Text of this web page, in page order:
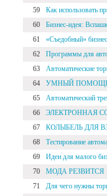
59
Как использовать
60
Бизнес-идея:
61
«Съедобный» бизнес
62
Программы для
63
Автоматические
64
УМНЫЙ
65
Автоматический
66
ЭЛЕКТРОННАЯ
67
КОЛЫБЕЛЬ ДЛЯ
68
Тестирование
69
Идеи для малого
70
МОДА РЕЗВИТСЯ
71
Для чего нужны